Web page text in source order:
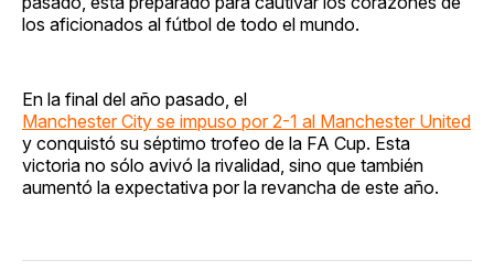
los aficionados al fútbol de todo el mundo.
En la final del año pasado, el
Manchester City se impuso por 2-1 al Manchester United
y conquistó su séptimo trofeo de la FA Cup. Esta
victoria no sólo avivó la rivalidad, sino que también
aumentó la expectativa por la revancha de este año.